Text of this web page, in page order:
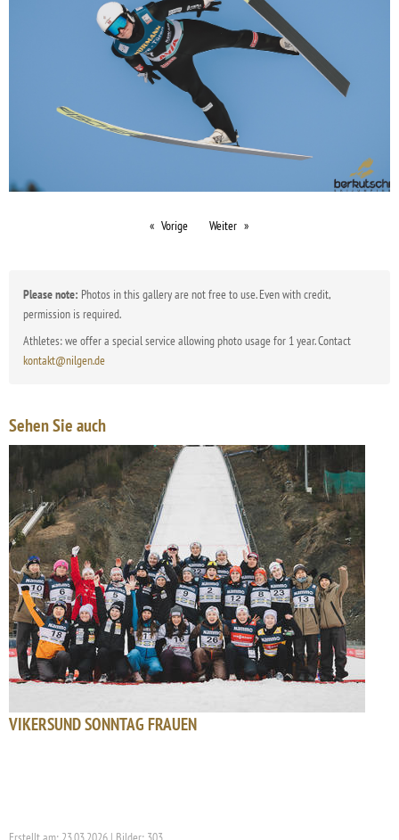
Vorige Weiter
Please note: Photos in this gallery are not free to use. Even with credit,
permission is required.
Athletes: we offer a special service allowing photo usage for 1 year. Contact
kontakt@nilgen.de
Sehen Sie auch
VIKERSUND SONNTAG FRAUEN